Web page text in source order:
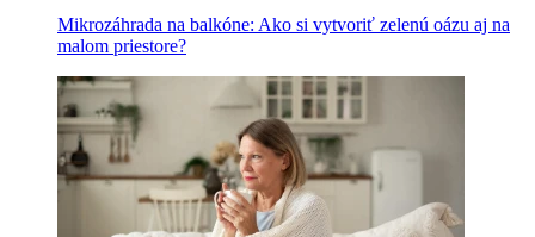
Mikrozáhrada na balkóne: Ako si vytvoriť zelenú oázu aj na
malom priestore?